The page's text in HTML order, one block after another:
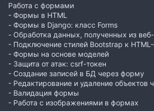
Работа с формами
- Формы в HTML
- Формы в Django: класс Forms
- Обработка данных, полученных из
- Подключение стилей Bootstrap к
- Формы на основе моделей
- Защита от атак: csrf-токен
- Создание записей в БД через форму
- Редактирование и удаление объектов
- Валидация формы
- Работа с изображениями в формах